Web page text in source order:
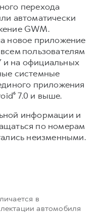
перехода
автоматически
GWM.
новое приложение
пользователям
и на официальных
системные
приложения
7.0 и выше.​
информации и
по номерам
неизменными.
в
автомобиля